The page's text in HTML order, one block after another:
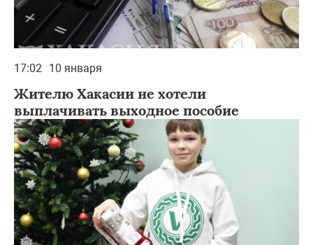
17:02 10 января
Жителю Хакасии не хотели
выплачивать выходное пособие